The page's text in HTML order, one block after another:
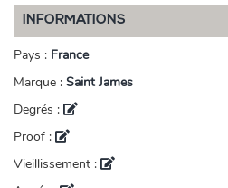
INFORMATIONS
Pays : France
Marque : Saint James
Degrés :
Proof :
Vieillissement :